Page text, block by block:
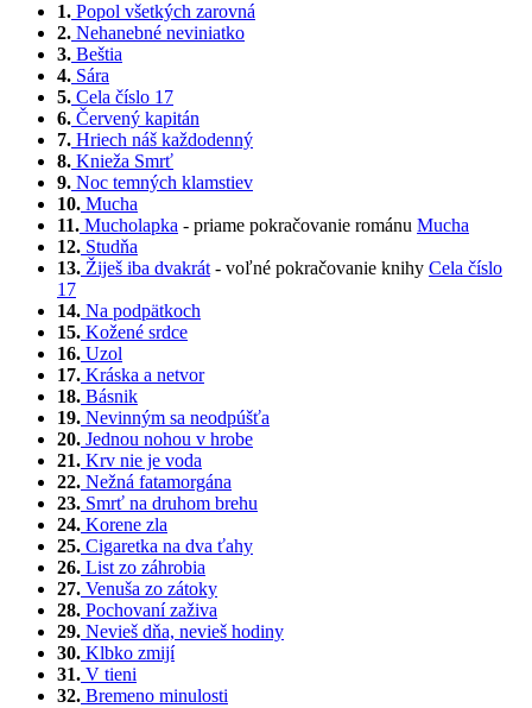
1. Popol všetkých zarovná
2. Nehanebné neviniatko
3. Beštia
4. Sára
5. Cela číslo 17
6. Červený kapitán
7. Hriech náš každodenný
8. Knieža Smrť
9. Noc temných klamstiev
10. Mucha
11. Mucholapka - priame pokračovanie románu Mucha
12. Studňa
13. Žiješ iba dvakrát - voľné pokračovanie knihy Cela číslo
17
14. Na podpätkoch
15. Kožené srdce
16. Uzol
17. Kráska a netvor
18. Básnik
19. Nevinným sa neodpúšťa
20. Jednou nohou v hrobe
21. Krv nie je voda
22. Nežná fatamorgána
23. Smrť na druhom brehu
24. Korene zla
25. Cigaretka na dva ťahy
26. List zo záhrobia
27. Venuša zo zátoky
28. Pochovaní zaživa
29. Nevieš dňa, nevieš hodiny
30. Klbko zmijí
31. V tieni
32. Bremeno minulosti